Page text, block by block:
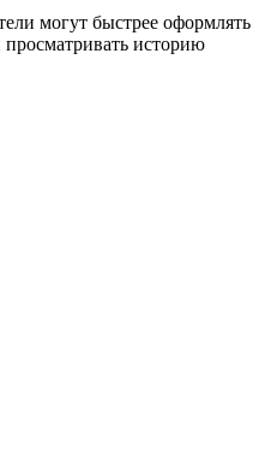
могут быстрее оформлять
просматривать историю